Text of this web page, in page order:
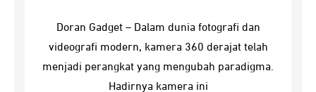
Doran Gadget – Dalam dunia fotografi dan
videografi modern, kamera 360 derajat telah
menjadi perangkat yang mengubah paradigma.
Hadirnya kamera ini